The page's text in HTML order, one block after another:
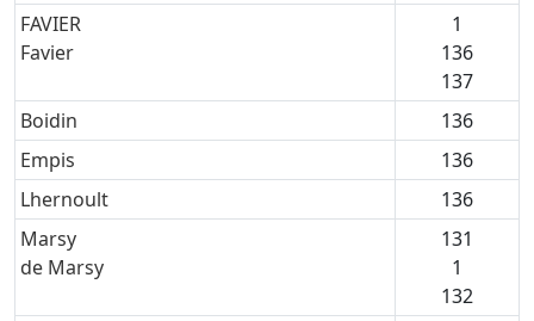
FAVIER
Favier
1
136
137
Boidin
136
Empis
136
Lhernoult
136
Marsy
de Marsy
131
1
132